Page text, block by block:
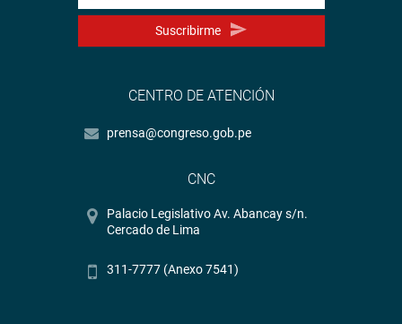
Suscribirme
CENTRO DE ATENCIÓN
prensa@congreso.gob.pe
CNC
Palacio Legislativo Av. Abancay s/n.
Cercado de Lima
311-7777 (Anexo 7541)